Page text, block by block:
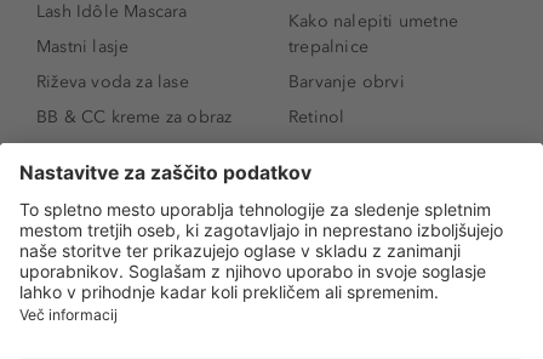
Lash Idôle Mascara
Mastni lasje
Riževa voda za lase
BB & CC kreme za obraz
SPF 30
Senčila za oči
Tekoči puder
Ličenje povešenih vek
Kako povečati oči
Kako nalepiti umetne
trepalnice
Barvanje obrvi
Retinol
Niacinamid
Rozacea
Salicilna kislina